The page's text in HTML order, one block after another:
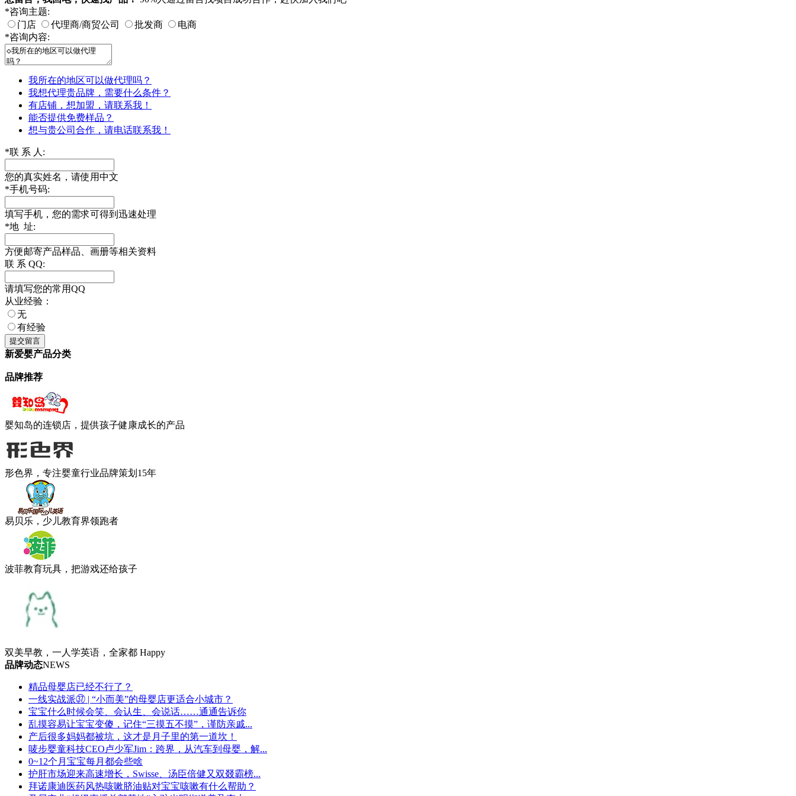
*咨询主题:
门店
代理商/商贸公司 批发商
电商
*咨询内容:
我所在的地区可以做代理吗？
我想代理贵品牌，需要什么条件？
有店铺，想加盟，请联系我！
能否提供免费样品？
想与贵公司合作，请电话联系我！
*联 系 人:
您的真实姓名，请使用中文
*手机号码:
填写手机，您的需求可得到迅速处理
*地 址:
方便邮寄产品样品、画册等相关资料
联 系 QQ:
请填写您的常用QQ
从业经验：
无
有经验
新爱婴产品分类
品牌推荐
婴知岛的连锁店，提供孩子健康成长的产品
形色界，专注婴童行业品牌策划15年
易贝乐，少儿教育界领跑者
波菲教育玩具，把游戏还给孩子
双美早教，一人学英语，全家都 Happy
品牌动态NEWS
精品母婴店已经不行了？
一线实战派㊲ | “小而美”的母婴店更适合小城市？
宝宝什么时候会笑、会认生、会说话……通通告诉你
乱摸容易让宝宝变傻，记住“三摸五不摸”，谨防亲戚...
产后很多妈妈都被坑，这才是月子里的第一道坎！
唛步婴童科技CEO卢少军Jim：跨界，从汽车到母婴，解...
0~12个月宝宝每月都会些啥
护肝市场迎来高速增长，Swisse、汤臣倍健又双叕霸榜...
拜诺康迪医药风热咳嗽脐油贴对宝宝咳嗽有什么帮助？